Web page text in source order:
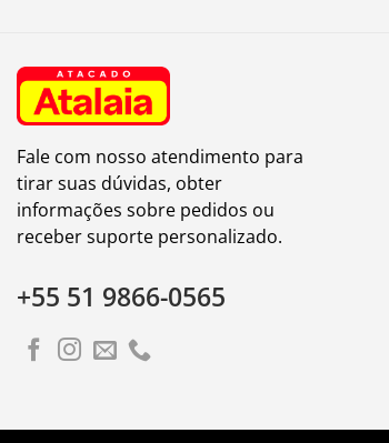
Fale com nosso atendimento para
tirar suas dúvidas, obter
informações sobre pedidos ou
receber suporte personalizado.
+55 51 9866-0565